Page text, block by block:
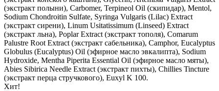
(экстракт полыни), Carbomer, Terpineol Oil (скипидар), Mentol,
Sodium Chondroitin Sulfate, Syringa Vulgaris (Lilac) Extract
(экстракт сирени), Linum Usitatissimum (Linseed) Extract
(экстракт льна), Poplar Extract (экстракт тополя), Comarum
Palustre Root Extract (экстракт сабельника), Camphor, Eucalyptus
Globulus (Eucalyptus) Oil (эфирное масло эвкалипта), Sodium
Hydroxide, Mentha Piperita Essential Oil (эфирное масло мяты),
Abies Sibirica Needle Extract (экстракт пихты), Chillies Tincture
(экстракт перца стручкового), Euxyl K 100.
Хит!